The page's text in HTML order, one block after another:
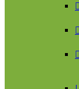


